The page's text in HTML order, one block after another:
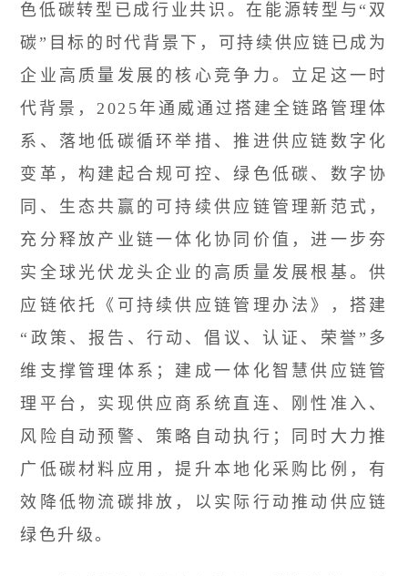
色低碳转型已成行业共识。在能源转型与“双
碳”目标的时代背景下，可持续供应链已成为
企业高质量发展的核心竞争力。立足这一时
代背景，2025年通威通过搭建全链路管理体
系、落地低碳循环举措、推进供应链数字化
变革，构建起合规可控、绿色低碳、数字协
同、生态共赢的可持续供应链管理新范式，
充分释放产业链一体化协同价值，进一步夯
实全球光伏龙头企业的高质量发展根基。供
应链依托《可持续供应链管理办法》，搭建
“政策、报告、行动、倡议、认证、荣誉”多
维支撑管理体系；建成一体化智慧供应链管
理平台 ，实现供应商系统直连、刚性准入、
风险自动预警、策略自动执行；同时大力推
广低碳材料应用，提升本地化采购比例，有
效降低物流碳排放，以实际行动推动供应链
绿色升级。